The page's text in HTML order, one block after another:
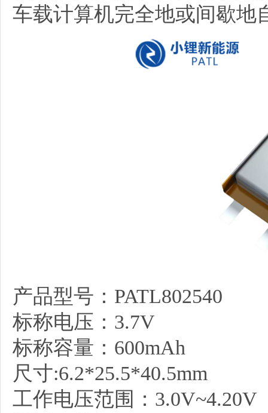
车载计算机完全地或间歇地
产品型号：PATL802540
标称电压：3.7V
标称容量：600mAh
尺寸:6.2*25.5*40.5mm
工作电压范围：3.0V~4.20V